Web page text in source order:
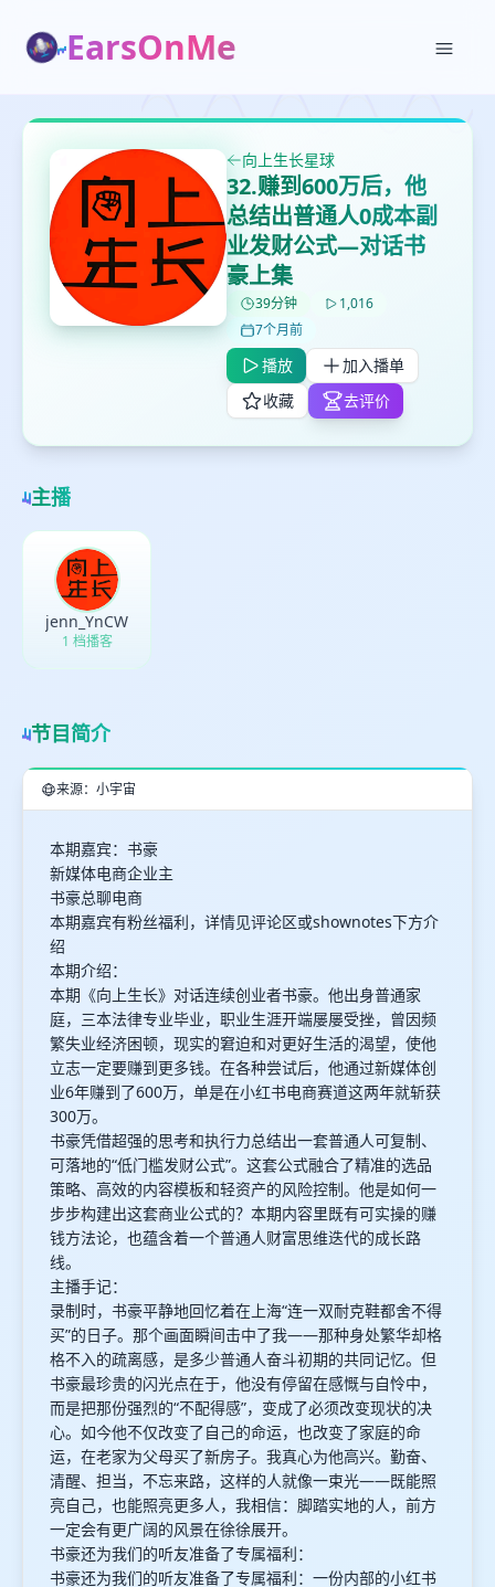
EarsOnMe
向上生长星球
32.赚到600万后，他
总结出普通人0成本副
业发财公式—对话书
豪上集
39分钟
1,016
7个月前
播放
加入播单
收藏
去评价
主播
jenn_YnCW
1 档播客
节目简介
来源：小宇宙
本期嘉宾：书豪
新媒体电商企业主
书豪总聊电商
本期嘉宾有粉丝福利，详情见评论区或shownotes下方介
绍
本期介绍：
本期《向上生长》对话连续创业者书豪。他出身普通家
庭，三本法律专业毕业，职业生涯开端屡屡受挫，曾因频
繁失业经济困顿，现实的窘迫和对更好生活的渴望，使他
立志一定要赚到更多钱。在各种尝试后，他通过新媒体创
业6年赚到了600万，单是在小红书电商赛道这两年就斩获
300万。
书豪凭借超强的思考和执行力总结出一套普通人可复制、
可落地的“低门槛发财公式”。这套公式融合了精准的选品
策略、高效的内容模板和轻资产的风险控制。他是如何一
步步构建出这套商业公式的？本期内容里既有可实操的赚
钱方法论，也蕴含着一个普通人财富思维迭代的成长路
线。
主播手记：
录制时，书豪平静地回忆着在上海“连一双耐克鞋都舍不得
买”的日子。那个画面瞬间击中了我——那种身处繁华却格
格不入的疏离感，是多少普通人奋斗初期的共同记忆。但
书豪最珍贵的闪光点在于，他没有停留在感慨与自怜中，
而是把那份强烈的“不配得感”，变成了必须改变现状的决
心。如今他不仅改变了自己的命运，也改变了家庭的命
运，在老家为父母买了新房子。我真心为他高兴。勤奋、
清醒、担当，不忘来路，这样的人就像一束光——既能照
亮自己，也能照亮更多人，我相信：脚踏实地的人，前方
一定会有更广阔的风景在徐徐展开。
书豪还为我们的听友准备了专属福利：
书豪还为我们的听友准备了专属福利：一份内部的小红书
留
最长200字
创建